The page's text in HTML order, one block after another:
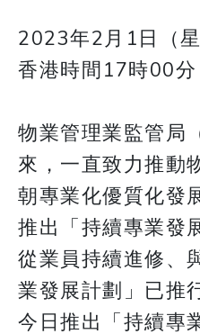
2023年2月1日（星
香港時間17時00分
物業管理業監管局
來，一直致力推動
朝專業化優質化發
推出「持續專業發
從業員持續進修、
業發展計劃」已推
今日推出「持續專